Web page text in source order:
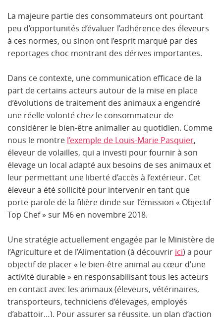
La majeure partie des consommateurs ont pourtant
peu d’opportunités d’évaluer l’adhérence des éleveurs
à ces normes, ou sinon ont l’esprit marqué par des
reportages choc montrant des dérives importantes.
Dans ce contexte, une communication efficace de la
part de certains acteurs autour de la mise en place
d’évolutions de traitement des animaux a engendré
une réelle volonté chez le consommateur de
considérer le bien-être animalier au quotidien. Comme
nous le montre l’exemple de Louis-Marie Pasquier,
éleveur de volailles, qui a investi pour fournir à son
élevage un local adapté aux besoins de ses animaux et
leur permettant une liberté d’accès à l’extérieur. Cet
éleveur a été sollicité pour intervenir en tant que
porte-parole de la filière dinde sur l’émission « Objectif
Top Chef » sur M6 en novembre 2018.
Une stratégie actuellement engagée par le Ministère de
l’Agriculture et de l’Alimentation (à découvrir ici) a pour
objectif de placer « le bien-être animal au cœur d’une
activité durable » en responsabilisant tous les acteurs
en contact avec les animaux (éleveurs, vétérinaires,
transporteurs, techniciens d’élevages, employés
d’abattoir…). Pour assurer sa réussite, un plan d’action